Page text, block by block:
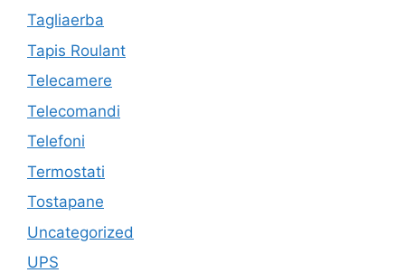
Tagliaerba
Tapis Roulant
Telecamere
Telecomandi
Telefoni
Termostati
Tostapane
Uncategorized
UPS